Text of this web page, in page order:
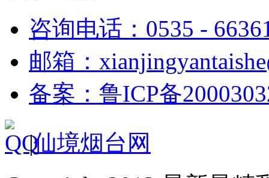
咨询电话：0535 -
邮箱：
备案：鲁ICP备
|仙境烟台网